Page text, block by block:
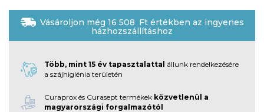
Vásároljon még 16 508 Ftértékben az ingyenes
házhozszállításhoz
Több, mint 15 év tapasztalattal állunk rendelkezésére
a szájhigiénia területén
Curaprox és Curasept termékek közvetlenül a
magyarországi forgalmazótól